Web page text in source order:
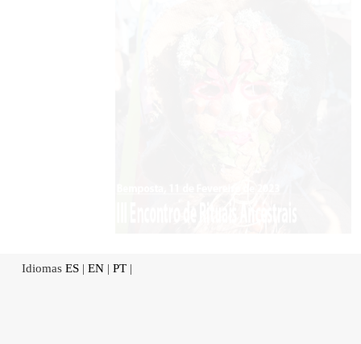
Idiomas ES | EN | PT |